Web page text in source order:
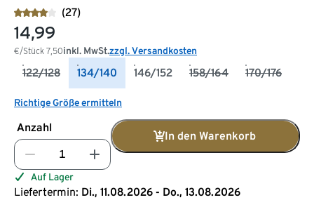
(27)
14,99
€/Stück 7,50inkl. MwSt.zzgl. Versandkosten
122/128 134/140 146/152 158/164 170/176
Richtige Größe ermitteln
Anzahl
In den Warenkorb
Auf Lager
Liefertermin: Di., 11.08.2026 - Do., 13.08.2026